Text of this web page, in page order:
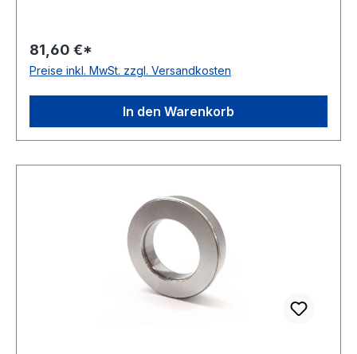
81,60 €*
Preise inkl. MwSt. zzgl. Versandkosten
In den Warenkorb